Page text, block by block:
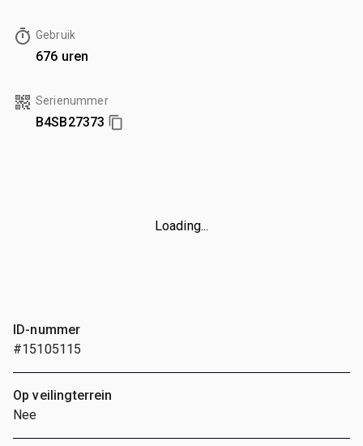
Gebruik
676 uren
Serienummer
B4SB27373
Loading...
ID-nummer
#15105115
Op veilingterrein
Nee